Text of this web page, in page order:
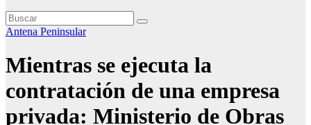
Antena Peninsular
Mientras se ejecuta la
contratación de una empresa
privada: Ministerio de Obras